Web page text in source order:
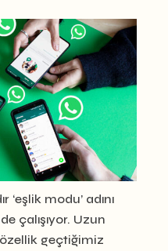
modu’ adını
çalışıyor. Uzun
geçtiğimiz